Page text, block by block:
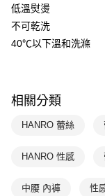
每筆NT$90，滿
付款後萊爾富取貨
每筆NT$90，滿
宅配
低溫熨燙
不可乾洗
40℃以下溫和洗滌
相關分類
HANRO 蕾絲
HANRO 性感
中腰 內褲 性